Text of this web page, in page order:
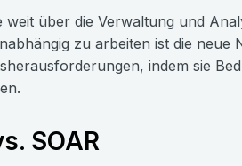
weit über die Verwaltung und
zu arbeiten ist die neue
indem sie
SOAR